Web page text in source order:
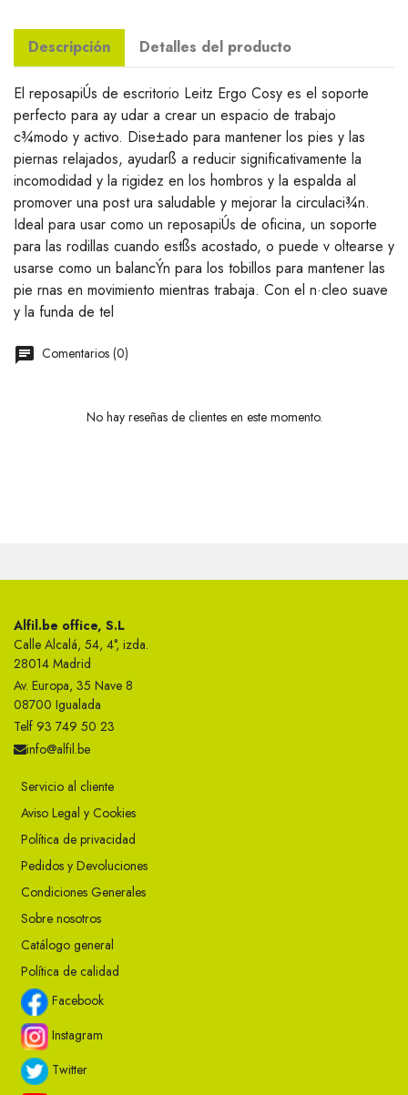
Descripción Detalles del producto
El reposapiÚs de escritorio Leitz Ergo Cosy es el soporte
perfecto para ay udar a crear un espacio de trabajo
c¾modo y activo. Dise±ado para mantener los pies y las
piernas relajados, ayudarß a reducir significativamente la
incomodidad y la rigidez en los hombros y la espalda al
promover una post ura saludable y mejorar la circulaci¾n.
Ideal para usar como un reposapiÚs de oficina, un soporte
para las rodillas cuando estßs acostado, o puede v oltearse y
usarse como un balancÝn para los tobillos para mantener las
pie rnas en movimiento mientras trabaja. Con el n·cleo suave
y la funda de tel
Comentarios (0)
No hay reseñas de clientes en este momento.
Alfil.be office, S.L
Calle Alcalá, 54, 4°, izda.
28014 Madrid
Av. Europa, 35 Nave 8
08700 Igualada
Telf 93 749 50 23
info@alfil.be
Servicio al cliente
Aviso Legal y Cookies
Política de privacidad
Pedidos y Devoluciones
Condiciones Generales
Sobre nosotros
Catálogo general
Política de calidad
Facebook
Instagram
Twitter